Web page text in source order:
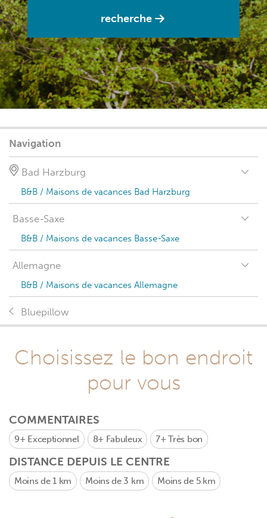
recherche
Navigation
Bad Harzburg
B&B / Maisons de vacances Bad Harzburg
Basse-Saxe
B&B / Maisons de vacances Basse-Saxe
Allemagne
B&B / Maisons de vacances Allemagne
Bluepillow
Choisissez le bon endroit
pour vous
COMMENTAIRES
9+ Exceptionnel 8+ Fabuleux 7+Très bon
DISTANCE DEPUIS LE CENTRE
Moins de 1 km Moins de 3 km Moins de 5 km